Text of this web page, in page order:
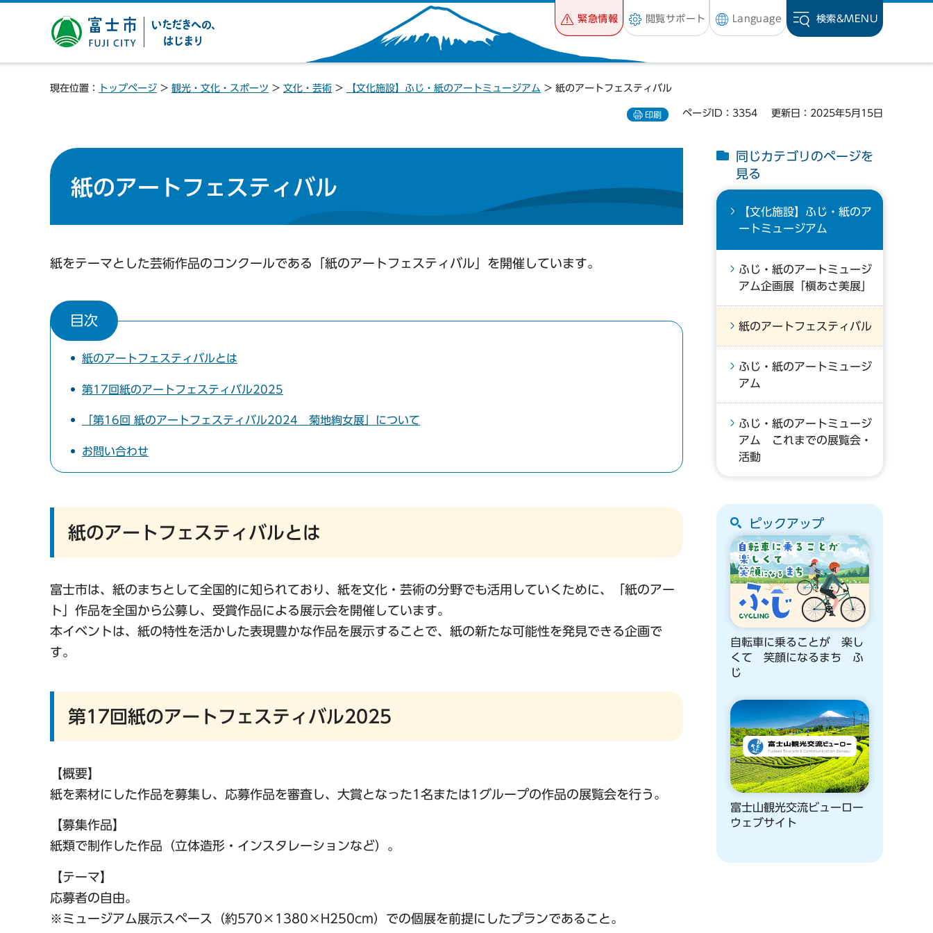
富士市 いただきへの、は
じまり
緊急情報 閲覧サポート Language 検索&MENU
現在位置： トップページ > 観光・文化・スポーツ > 文化・芸術 > 【文化施設】ふじ・紙のアートミュージアム > 紙のアートフェスティバル
印刷 ページID：3354 更新日：2025年5月15日
紙のアートフェスティバル
紙をテーマとした芸術作品のコンクールである「紙のアートフェスティバル」を開催しています。
目次
紙のアートフェスティバルとは
第17回紙のアートフェスティバル2025
「第16回 紙のアートフェスティバル2024 菊地絢女展」について
お問い合わせ
紙のアートフェスティバルとは
富士市は、紙のまちとして全国的に知られており、紙を文化・芸術の分野でも活用していくために、「紙のアー
ト」作品を全国から公募し、受賞作品による展示会を開催しています。
本イベントは、紙の特性を活かした表現豊かな作品を展示することで、紙の新たな可能性を発見できる企画で
す。
第17回紙のアートフェスティバル2025
【概要】
紙を素材にした作品を募集し、応募作品を審査し、大賞となった1名または1グループの作品の展覧会を行う。
【募集作品】
紙類で制作した作品（立体造形・インスタレーションなど）。
【テーマ】
応募者の自由。
※ミュージアム展示スペース（約570×1380×H250cm）での個展を前提にしたプランであること。
同じカテゴリのページを
見る
【文化施設】ふじ・紙のア
ートミュージアム
ふじ・紙のアートミュージ
アム企画展「槇あさ美展」
紙のアートフェスティバル
ふじ・紙のアートミュージ
アム
ふじ・紙のアートミュージ
アム これまでの展覧会・
活動
ピックアップ
自転車に乗ることが 楽し
くて 笑顔になるまち ふ
じ
富士山観光交流ビューロー
ウェブサイト